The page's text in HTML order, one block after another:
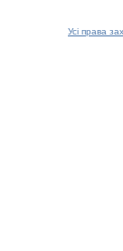
Усі права